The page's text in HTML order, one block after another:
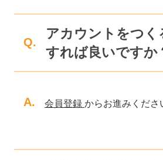
Q.
アカウントをつく
すれば良いですか
A. 会員登録 からお進みくださ